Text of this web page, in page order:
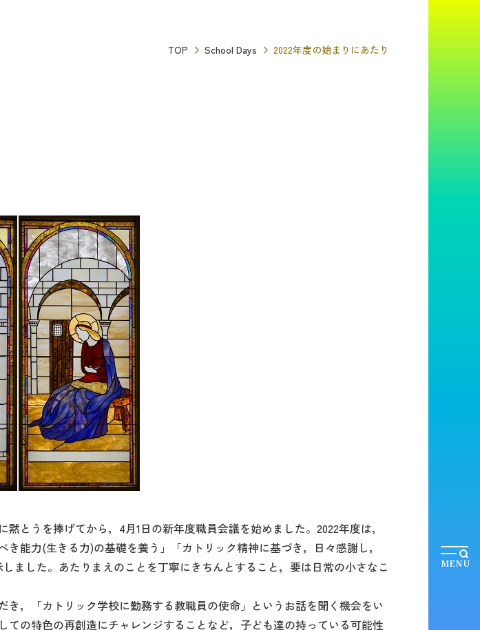
MENU
TOP School Days 2022年度の始まりにあたり
とうを捧げてから，4月1日の新年度職員会議を始めました。2022年度は，
能力(生きる力)の基礎を養う」「カトリック精神に基づき，日々感謝し，
ました。あたりまえのことを丁寧にきちんとすること，要は日常の小さなこ
，「カトリック学校に勤務する教職員の使命」というお話を聞く機会をい
の特色の再創造にチャレンジすることなど，子ども達の持っている可能性